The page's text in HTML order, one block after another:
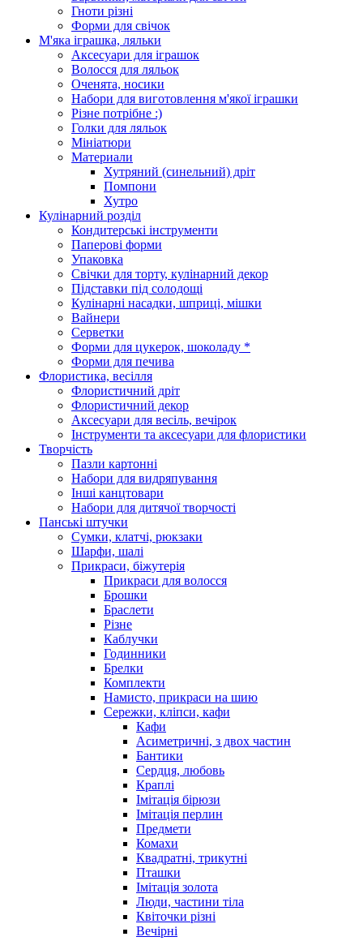
Гноти різні
Форми для свічок
М'яка іграшка, ляльки
Аксесуари для іграшок
Волосся для ляльок
Оченята, носики
Набори для виготовлення м'якої іграшки
Різне потрібне :)
Голки для ляльок
Мініатюри
Материали
Хутряний (синельний) дріт
Помпони
Хутро
Кулінарний розділ
Кондитерські інструменти
Паперові форми
Упаковка
Свічки для торту, кулінарний декор
Підставки під солодощі
Кулінарні насадки, шприці, мішки
Вайнери
Серветки
Форми для цукерок, шоколаду *
Форми для печива
Флористика, весілля
Флористичний дріт
Флористичний декор
Аксесуари для весіль, вечірок
Інструменти та аксесуари для флористики
Творчість
Пазли картонні
Набори для видряпування
Інші канцтовари
Набори для дитячої творчості
Панські штучки
Сумки, клатчі, рюкзаки
Шарфи, шалі
Прикраси, біжутерія
Прикраси для волосся
Брошки
Браслети
Різне
Каблучки
Годинники
Брелки
Комплекти
Намисто, прикраси на шию
Сережки, кліпси, кафи
Кафи
Асиметричні, з двох частин
Бантики
Сердця, любовь
Краплі
Імітація бірюзи
Імітація перлин
Предмети
Комахи
Квадратні, трикутні
Пташки
Імітація золота
Люди, частини тіла
Квіточки різні
Вечірні